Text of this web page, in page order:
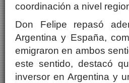
coordinación a nivel
Don Felipe repasó
Argentina y España,
emigraron en ambos
este sentido, destacó
inversor en Argentina y